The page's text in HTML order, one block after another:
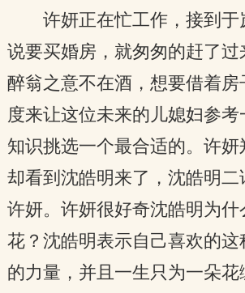
许妍正在忙工作，接到
说要买婚房，就匆匆的赶了过
醉翁之意不在酒，想要借着房
度来让这位未来的儿媳妇参
知识挑选一个最合适的。许妍
却看到沈皓明来了，沈皓明二
许妍。许妍很好奇沈皓明为什
花？沈皓明表示自己喜欢的这
的力量，并且一生只为一朵花